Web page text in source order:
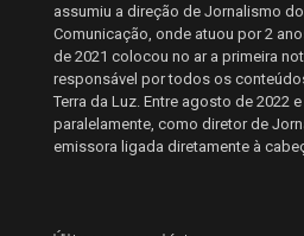
assumiu a direção de Jornalismo
Comunicação, onde atuou por 2
de 2021 colocou no ar a primeira
responsável por todos os
Terra da Luz. Entre agosto de 2022
paralelamente, como diretor de
emissora ligada diretamente à